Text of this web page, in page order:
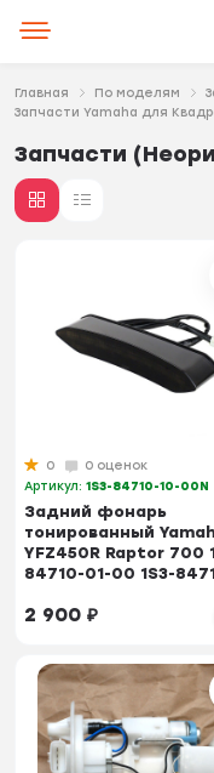
Главная По моделям
Запчасти Yamaha для
Запчасти
0
0 оценок
Артикул:1S3-84710-10-00N
Задний фонарь
тонированный
YFZ450R Raptor 700
84710-01-00 1S3-
2 900₽